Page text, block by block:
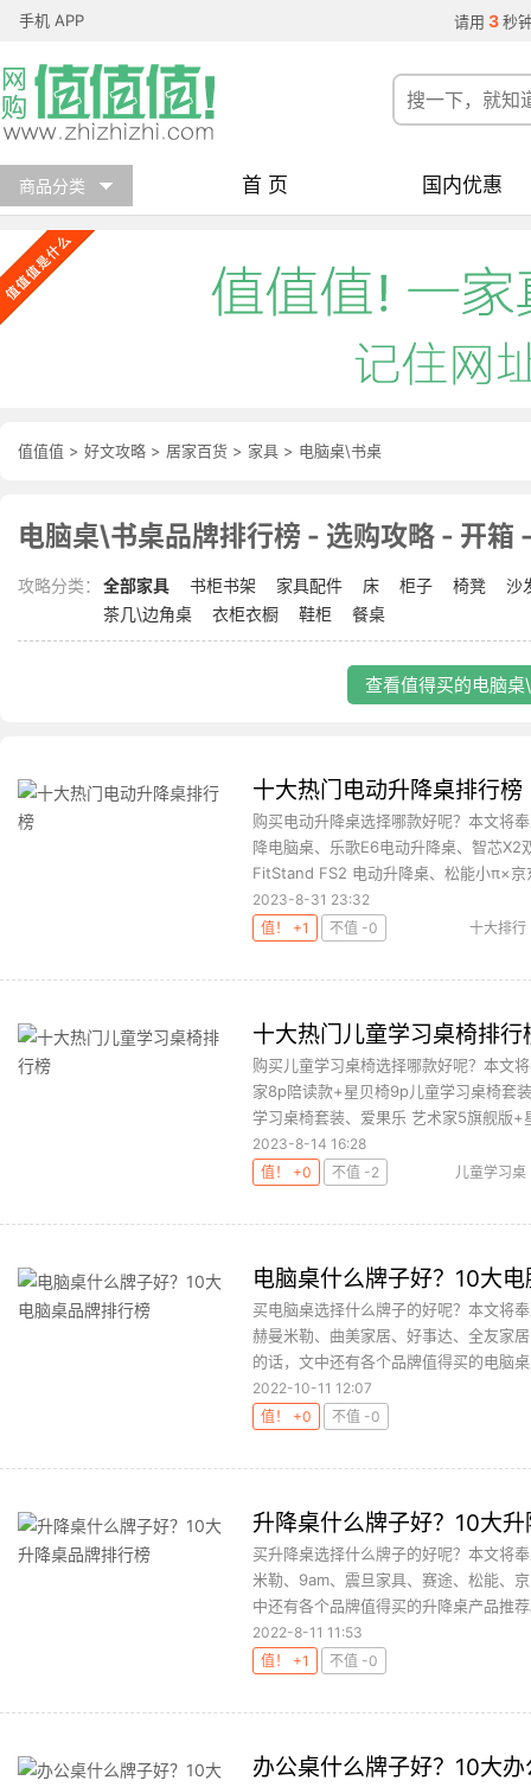
手机 APP 请用 3 秒
商品分类 首 页 国内优惠
值值值 > 好文攻略 > 居家百货 > 家具 > 电脑桌\书桌
电脑桌\书桌品牌排行榜 - 选购攻略 - 开箱
攻略分类： 全部家具 书柜书架 家具配件 床 柜子 椅凳
沙
茶几\边角桌
衣柜衣橱 鞋柜 餐桌
查看值得买的电脑
十大热门电动升降桌排行榜
购买电动升降桌选择哪款好呢？本文将
降电脑桌、乐歌E6电动升降桌、智芯
FitStand FS2 电动升降桌、松能小π×京
2023-8-31 23:32
值！ +1
不值 -0 十大排行
十大热门儿童学习桌椅排行
购买儿童学习桌椅选择哪款好呢？本文
家8p陪读款+星贝椅9p儿童学习桌椅套
学习桌椅套装、爱果乐 艺术家5旗舰版
2023-8-14 16:28
值！ +0
不值 -2 儿童学习桌
电脑桌什么牌子好？10大
买电脑桌选择什么牌子的好呢？本文将
赫曼米勒、曲美家居、好事达、全友家
的话，文中还有各个品牌值得买的电脑
2022-10-11 12:07
值！ +0
不值 -0
升降桌什么牌子好？10大
买升降桌选择什么牌子的好呢？本文将
米勒、9am、震旦家具、赛途、松能、
中还有各个品牌值得买的升降桌产品推
2022-8-11 11:53
值！ +1
不值 -0
办公桌什么牌子好？10大